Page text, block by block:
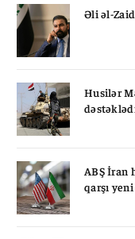
Əli əl-
Husilər
ABŞ İran
qarşı